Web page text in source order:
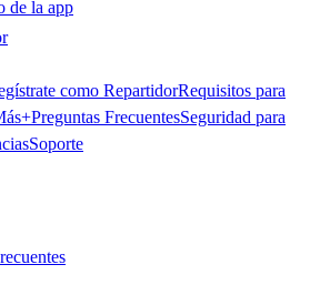
de la app
como RepartidorRequisitos para
Preguntas FrecuentesSeguridad para
Soporte